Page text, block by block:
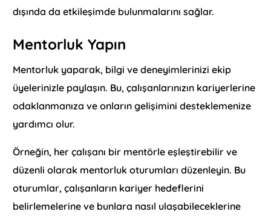
dışında da etkileşimde bulunmalarını sağlar.
Mentorluk Yapın
Mentorluk yaparak, bilgi ve deneyimlerinizi ekip
üyelerinizle paylaşın. Bu, çalışanlarınızın kariyerlerine
odaklanmanıza ve onların gelişimini desteklemenize
yardımcı olur.
Örneğin, her çalışanı bir mentörle eşleştirebilir ve
düzenli olarak mentorluk oturumları düzenleyin. Bu
oturumlar, çalışanların kariyer hedeflerini
belirlemelerine ve bunlara nasıl ulaşabileceklerine